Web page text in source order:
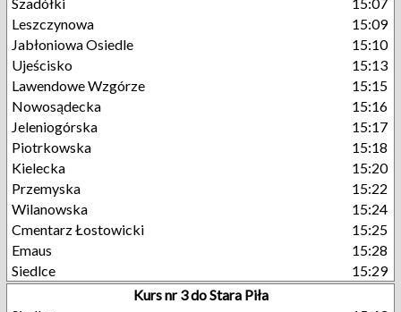
Leszczynowa
15:09
Jabłoniowa Osiedle
15:10
Ujeścisko
15:13
Lawendowe Wzgórze
15:15
Nowosądecka
15:16
Jeleniogórska
15:17
Piotrkowska
15:18
Kielecka
15:20
Przemyska
15:22
Wilanowska
15:24
Cmentarz Łostowicki
15:25
Emaus
15:28
Siedlce
15:29
Kurs nr 3 do Stara Piła